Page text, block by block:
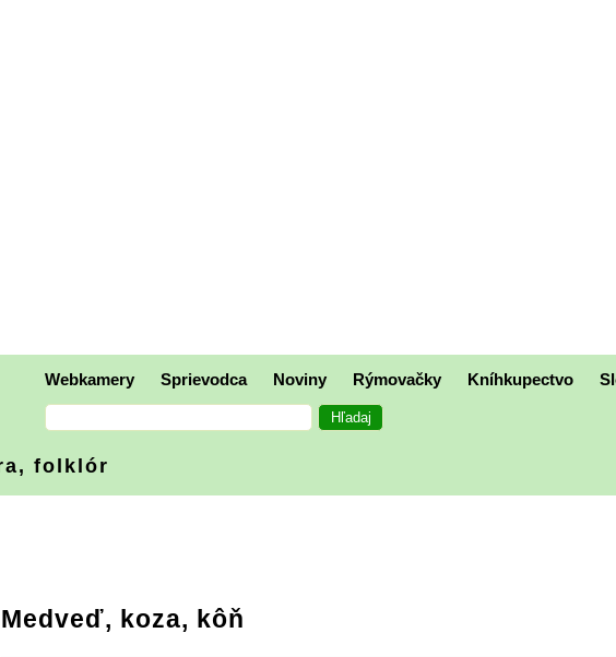
Webkamery Sprievodca Noviny Rýmovačky Kníhkupectvo
folklór
Medveď, koza, kôň